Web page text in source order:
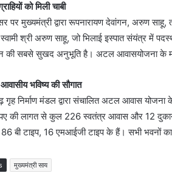
को मिली चाबी
पर मुख्यमंत्री द्वारा रूपनारायण देवांगन, अरुण
श्री अरुण साहू, जो भिलाई इस्पात संयंत्र में
की सबसे सुखद अनुभूति है। अटल आवासयोजना के
भविष्य की सौगात
गृह निर्माण मंडल द्वारा संचालित अटल आवास
की लागत से कुल 226 स्वतंत्र आवास और 12
बी टाइप, 16 एमआईजी टाइप के हैं। सभी भवनों
मुख्यमंत्री साय